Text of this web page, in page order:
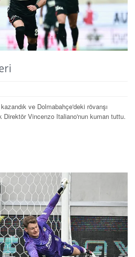
ve Dolmabahçe'deki rövanşı
Direktör Vincenzo Italiano'nun kumarı tuttu.